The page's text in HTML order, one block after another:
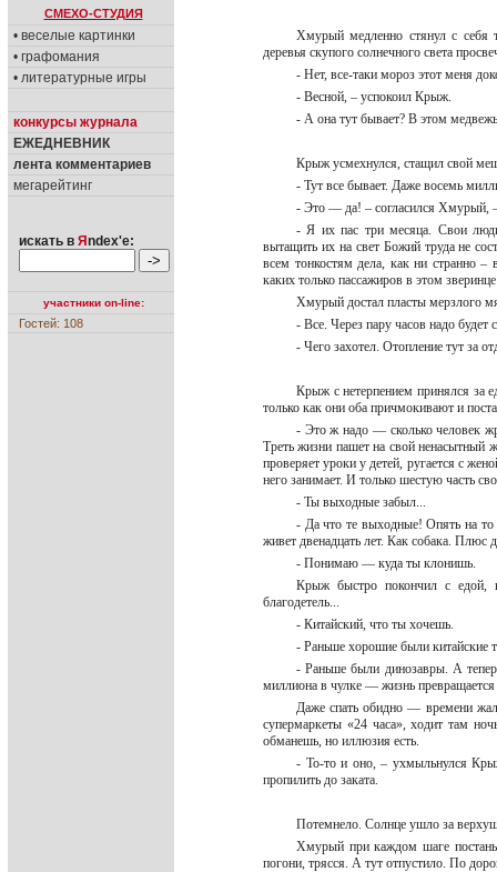
СМЕХО-СТУДИЯ
• веселые картинки
• графомания
• литературные игры
конкурсы журнала
ЕЖЕДНЕВНИК
лента комментариев
мегарейтинг
искать в Я ndex'е:
участники on-line:
Гостей: 108
Хмурый медленно стянул с себя
деревья скупого солнечного света
- Нет, все-таки мороз этот меня
- Весной, – успокоил Крыж.
- А она тут бывает? В этом
Крыж усмехнулся, стащил свой
- Тут все бывает. Даже восемь
- Это — да! – согласился Хмурый,
- Я их пас три месяца. Свои
вытащить их на свет Божий труда не
всем тонкостям дела, как ни странно –
каких только пассажиров в этом
Хмурый достал пласты мерзлого
- Все. Через пару часов надо
- Чего захотел. Отопление тут за
Крыж с нетерпением принялся за
только как они оба причмокивают и
- Это ж надо — сколько человек
Треть жизни пашет на свой ненасытный
проверяет уроки у детей, ругается с
него занимает. И только шестую часть
- Ты выходные забыл...
- Да что те выходные! Опять на
живет двенадцать лет. Как собака.
- Понимаю — куда ты клонишь.
Крыж быстро покончил с едой,
благодетель...
- Китайский, что ты хочешь.
- Раньше хорошие были китайские
- Раньше были динозавры. А
миллиона в чулке — жизнь
Даже спать обидно — времени
супермаркеты «24 часа», ходит там
обманешь, но иллюзия есть.
- То-то и оно, – ухмыльнулся
пропилить до заката.
Потемнело. Солнце ушло за
Хмурый при каждом шаге
погони, трясся. А тут отпустило. По